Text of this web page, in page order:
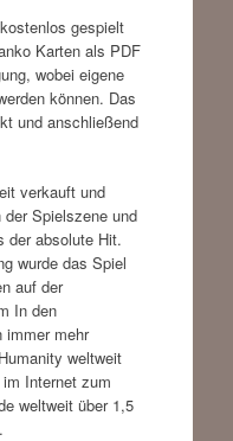
gespielt
Karten als PDF
wobei eigene
können. Das
und anschließend
verkauft und
Spielszene und
der absolute Hit.
wurde das Spiel
auf der
In den
immer mehr
weltweit
Internet zum
weltweit über 1,5